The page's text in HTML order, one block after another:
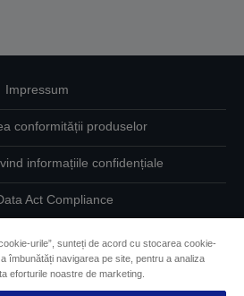
Impressum
conformității produselor
informațiile confidențiale
Act Compliance
despre modulele cookie
urile”, sunteți de acord cu stocarea cookie-
îmbunătăți navigarea pe site, pentru a analiza
eforturile noastre de marketing.